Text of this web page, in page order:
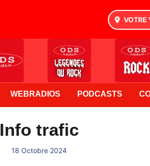
VOTRE
WEBRADIOS PODCASTS
Info trafic
18 Octobre 2024